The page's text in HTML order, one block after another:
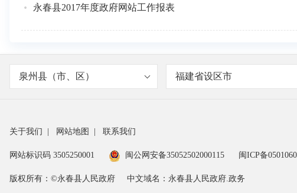
永春县2017年度政府网站工作报表
泉州县（市、区） 福建省设区市
关于我们 网站地图 联系我们
网站标识码 3505250001 闽公网安备35052502000115 闽ICP备
版权所有：©永春县人民政府 中文域名：永春县人民政府.政务